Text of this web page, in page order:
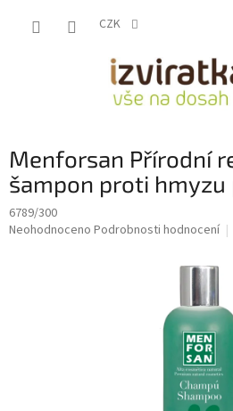
CZK
Menforsan Přírodní
šampon proti hmyzu
6789/300
Průměrné
Neohodnoceno Podrobnosti hodnocení